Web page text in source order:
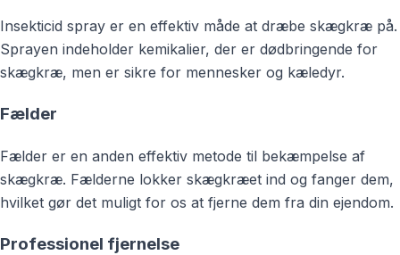
Insekticid spray er en effektiv måde at dræbe skægkræ på.
Sprayen indeholder kemikalier, der er dødbringende for
skægkræ, men er sikre for mennesker og kæledyr.
Fælder
Fælder er en anden effektiv metode til bekæmpelse af
skægkræ. Fælderne lokker skægkræet ind og fanger dem,
hvilket gør det muligt for os at fjerne dem fra din ejendom.
Professionel fjernelse